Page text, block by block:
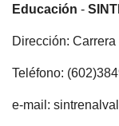
Educación -
Dirección:
Teléfono:
e-mail: